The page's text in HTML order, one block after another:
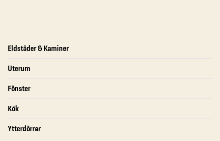
Eldstäder & Kaminer
Uterum
Fönster
Kök
Ytterdörrar